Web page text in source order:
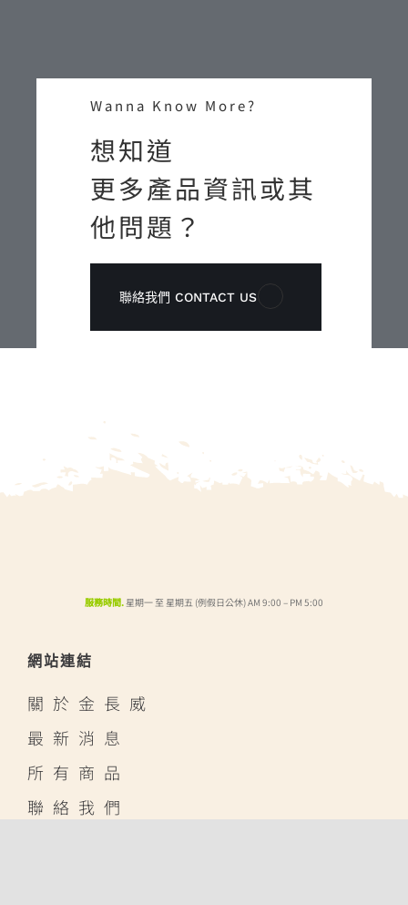
Wanna Know More?
想知道
更多產品資訊或其
他問題？
聯絡我們 CONTACT US
服務時間. 星期一 至 星期五 (例假日公休) AM 9:00 – PM 5:00
網站連結
關於金長威
最新消息
所有商品
聯絡我們